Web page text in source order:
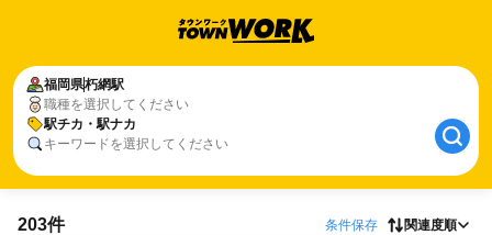
福岡県朽網駅
職種を選択してください
駅チカ・駅ナカ
キーワードを選択してください
203件 条件保存 関連度順